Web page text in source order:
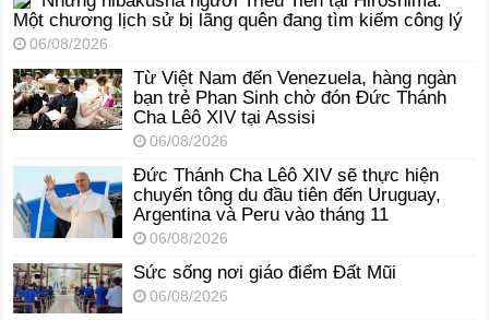
Một chương lịch sử bị lãng quên đang tìm kiếm công lý
06/08/2026
Từ Việt Nam đến Venezuela, hàng ngàn
bạn trẻ Phan Sinh chờ đón Đức Thánh
Cha Lêô XIV tại Assisi
06/08/2026
Đức Thánh Cha Lêô XIV sẽ thực hiện
chuyến tông du đầu tiên đến Uruguay,
Argentina và Peru vào tháng 11
06/08/2026
Sức sống nơi giáo điểm Đất Mũi
06/08/2026